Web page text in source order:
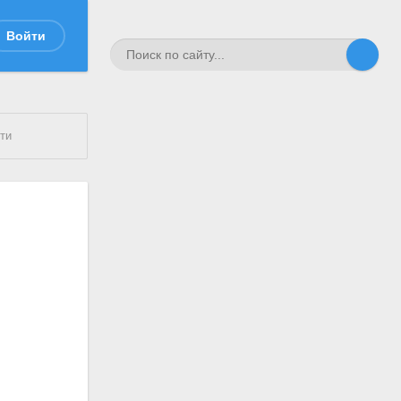
Войти